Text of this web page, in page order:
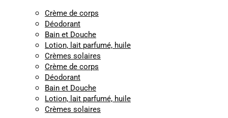
Crème de corps
Déodorant
Bain et Douche
Lotion, lait parfumé, huile
Crèmes solaires
Crème de corps
Déodorant
Bain et Douche
Lotion, lait parfumé, huile
Crèmes solaires